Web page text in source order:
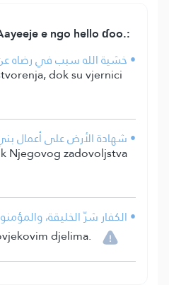
e ngo hello ɗoo.:
• خشية الله سبب في رضاه
dok su vjernici
• شهادة الأرض على أعمال
Njegovog zadovoljstva
• الكفار شرّ الخليقة،
djelima.